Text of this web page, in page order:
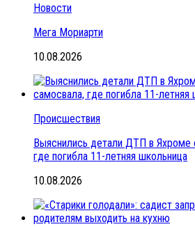
Новости
Мега Мориарти
10.08.2026
Происшествия
Выяснились детали ДТП в Яхроме
где погибла 11-летняя школьница
10.08.2026